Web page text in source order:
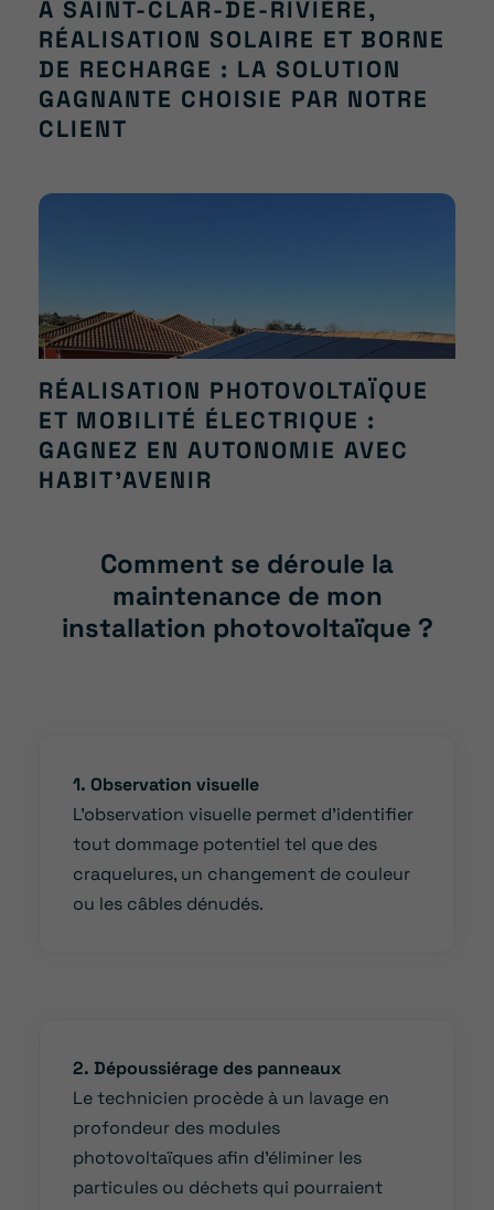
À SAINT-CLAR-DE-RIVIÈRE,
RÉALISATION SOLAIRE ET BORNE
DE RECHARGE : LA SOLUTION
GAGNANTE CHOISIE PAR NOTRE
CLIENT
RÉALISATION PHOTOVOLTAÏQUE
ET MOBILITÉ ÉLECTRIQUE :
GAGNEZ EN AUTONOMIE AVEC
HABIT’AVENIR
Comment se déroule la
maintenance de mon
installation photovoltaïque ?
1. Observation visuelle
L’observation visuelle permet d’identifier
tout dommage potentiel tel que des
craquelures, un changement de couleur
ou les câbles dénudés.
2. Dépoussiérage des panneaux
Le technicien procède à un lavage en
profondeur des modules
photovoltaïques afin d’éliminer les
particules ou déchets qui pourraient